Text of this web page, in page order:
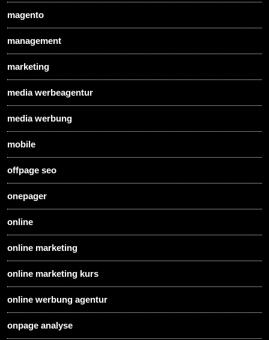
magento
management
marketing
media werbeagentur
media werbung
mobile
offpage seo
onepager
online
online marketing
online marketing kurs
online werbung agentur
onpage analyse